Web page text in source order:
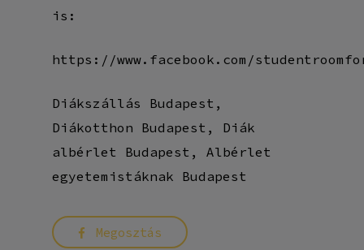
is:
https://www.facebook.com/
Diákszállás Budapest,
Diákotthon Budapest, Diák
albérlet Budapest, Albérlet
egyetemistáknak Budapest
Megosztás